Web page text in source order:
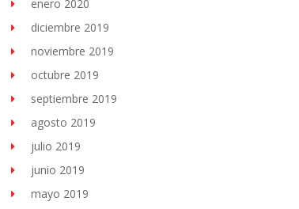
enero 2020
diciembre 2019
noviembre 2019
octubre 2019
septiembre 2019
agosto 2019
julio 2019
junio 2019
mayo 2019